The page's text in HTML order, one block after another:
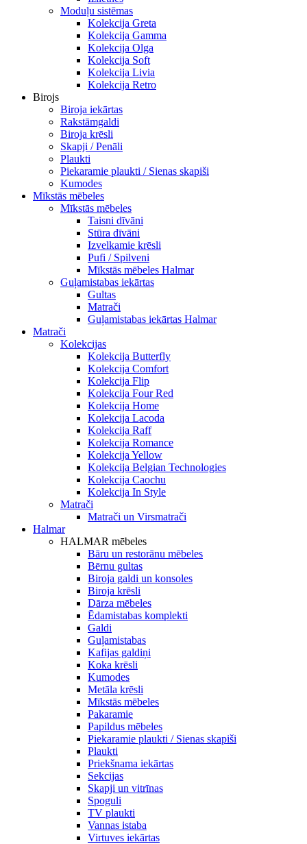
Moduļu sistēmas
Kolekcija Greta
Kolekcija Gamma
Kolekcija Olga
Kolekcija Soft
Kolekcija Livia
Kolekcija Retro
Birojs
Biroja iekārtas
Rakstāmgaldi
Biroja krēsli
Skapji / Penāli
Plaukti
Piekaramie plaukti / Sienas skapiši
Kumodes
Mīkstās mēbeles
Mīkstās mēbeles
Taisni dīvāni
Stūra dīvāni
Izvelkamie krēsli
Pufi / Spilveni
Mīkstās mēbeles Halmar
Guļamistabas iekārtas
Gultas
Matrači
Guļamistabas iekārtas Halmar
Matrači
Kolekcijas
Kolekcija Butterfly
Kolekcija Comfort
Kolekcija Flip
Kolekcija Four Red
Kolekcija Home
Kolekcija Lacoda
Kolekcija Raff
Kolekcija Romance
Kolekcija Yellow
Kolekcija Belgian Technologies
Kolekcija Caochu
Kolekcija In Style
Matrači
Matrači un Virsmatrači
Halmar
HALMAR mēbeles
Bāru un restorānu mēbeles
Bērnu gultas
Biroja galdi un konsoles
Biroja krēsli
Dārza mēbeles
Ēdamistabas komplekti
Galdi
Guļamistabas
Kafijas galdiņi
Koka krēsli
Kumodes
Metāla krēsli
Mīkstās mēbeles
Pakaramie
Papildus mēbeles
Piekaramie plaukti / Sienas skapiši
Plaukti
Priekšnama iekārtas
Sekcijas
Skapji un vitrīnas
Spoguli
TV plaukti
Vannas istaba
Virtuves iekārtas